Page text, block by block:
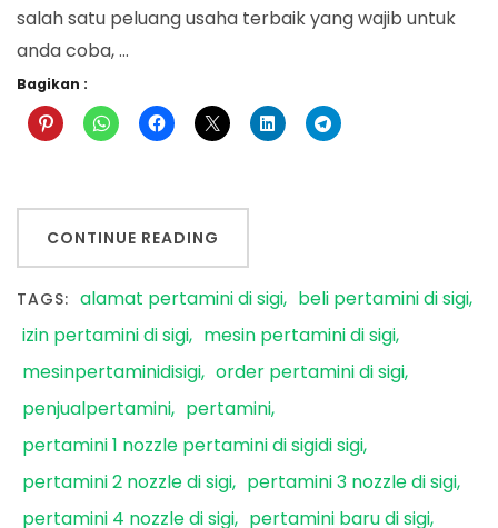
salah satu peluang usaha terbaik yang wajib untuk
anda coba, …
Bagikan :
CONTINUE READING
TAGS: alamat pertamini di sigi
beli pertamini di sigi
izin pertamini di sigi
mesin pertamini di sigi
mesinpertaminidisigi order pertamini di sigi
penjualpertamini
pertamini
pertamini 1 nozzle pertamini di sigidi sigi
pertamini 2 nozzle di sigi
pertamini 3 nozzle di sigi
pertamini 4 nozzle di sigi
pertamini baru di sigi